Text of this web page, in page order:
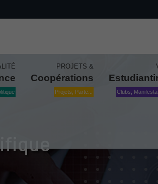
PROJETS &
Coopérations
Projets, Parte... Clubs,